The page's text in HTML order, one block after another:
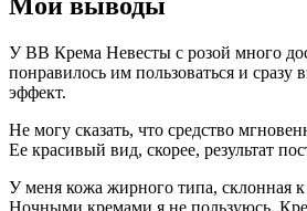
У ВВ Крема Невесты с розой много
понравилось им пользоваться и
эффект.
Не могу сказать, что средство
Ее красивый вид, скорее, результат
У меня кожа жирного типа, склонная
Ночными кремами я не пользуюсь.